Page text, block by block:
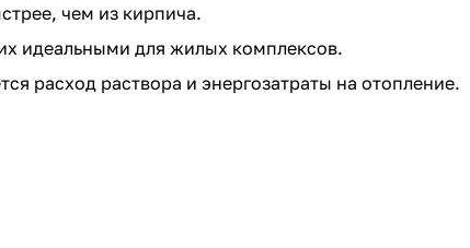
чем из кирпича.
идеальными для жилых комплексов.
расход раствора и энергозатраты на отопление.